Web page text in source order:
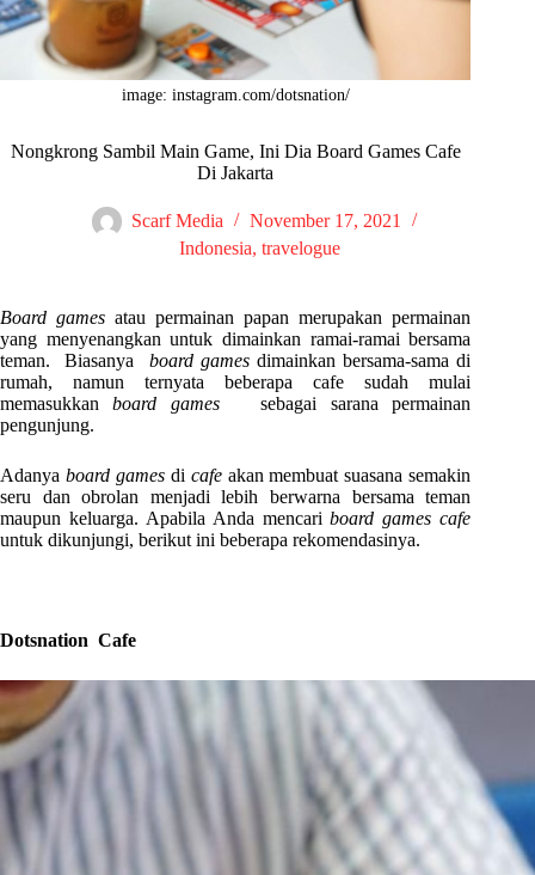
image: instagram.com/dotsnation/
Nongkrong Sambil Main Game, Ini Dia Board Games Cafe
Di Jakarta
Scarf Media
November 17, 2021
Indonesia, travelogue
Board games atau permainan papan merupakan permainan
yang menyenangkan untuk dimainkan ramai-ramai bersama
teman. Biasanya board gamesdimainkan bersama-sama di
rumah, namun ternyata beberapa cafe sudah mulai
memasukkanboard gamessebagai sarana permainan
pengunjung.
Adanya board gamesdi cafeakan membuat suasana semakin
seru dan obrolan menjadi lebih berwarna bersama teman
maupun keluarga. Apabila Anda mencariboard games cafe
untuk dikunjungi, berikut ini beberapa rekomendasinya.
Dotsnation Cafe